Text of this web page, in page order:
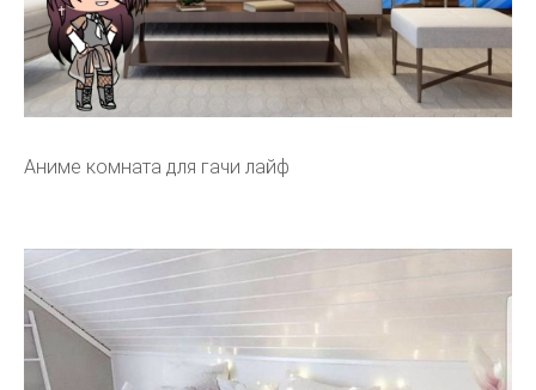
Аниме комната для гачи лайф